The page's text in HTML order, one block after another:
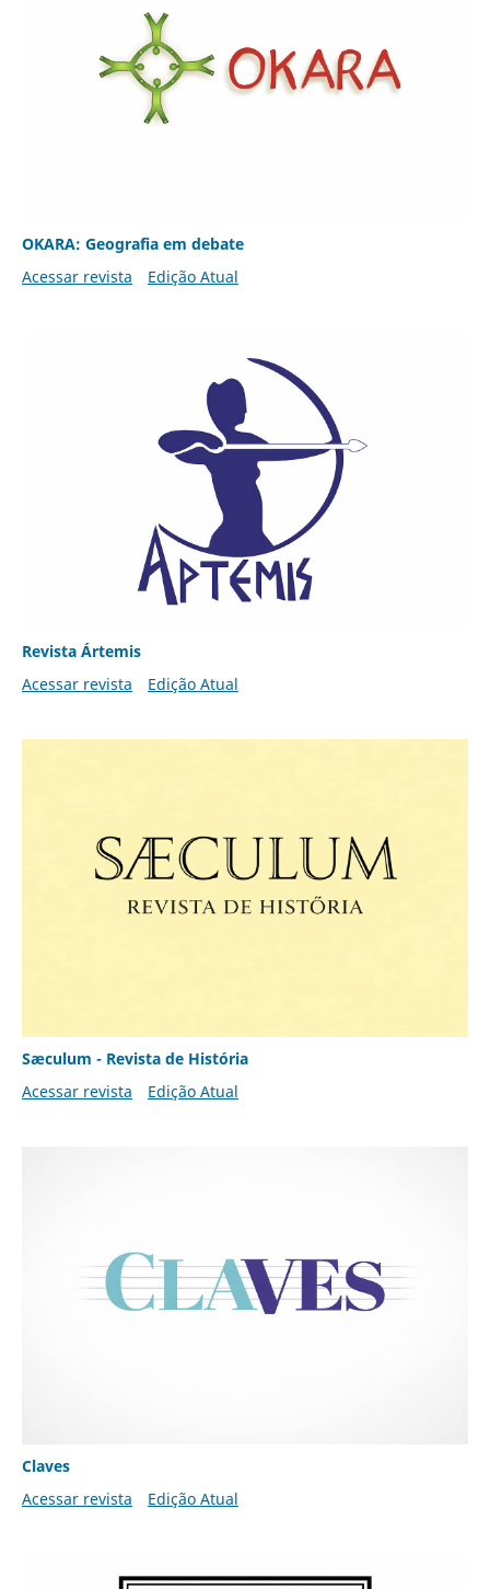
OKARA: Geografia em debate
Acessar revista
Edição Atual
Revista Ártemis
Acessar revista
Edição Atual
Sæculum - Revista de História
Acessar revista
Edição Atual
Claves
Acessar revista
Edição Atual